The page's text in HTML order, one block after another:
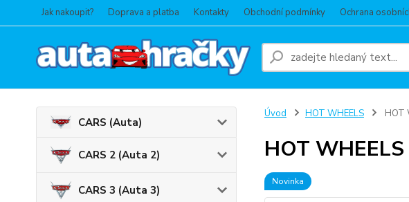
Jak nakoupit? Doprava a platba Kontakty Obchodní podmínky Ochrana
CARS (Auta)
CARS 2 (Auta 2)
CARS 3 (Auta 3)
Úvod HOT WHEELS HOT
HOT
Novinka